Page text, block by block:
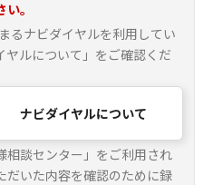
。
るナビダイヤルを利用してい
ヤルについて」をご確認くだ
ナビダイヤルについて
相談センター」をご利用され
だいた内容を確認のために録